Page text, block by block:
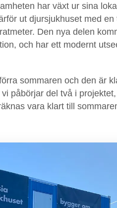
har växt ur sina
ut djursjukhuset med
Den nya delen
och har ett modernt
sommaren och den är
påbörjar del två i
vara klart till